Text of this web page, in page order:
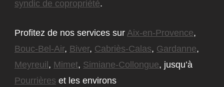
syndic de copropriété.
Profitez de nos services sur Aix-en-Provence,
Bouc-Bel-Air, Biver, Cabriès-Calas, Gardanne,
Meyreuil, Mimet, Simiane-Collongue, jusqu’à
Pourrières et les environs